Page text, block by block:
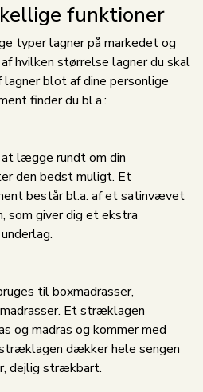
funktioner
typer lagner på markedet og
hvilken størrelse lagner du skal
blot af dine personlige
finder du bl.a.:
lægge rundt om din
den bedst muligt. Et
består bl.a. af et satinvævet
som giver dig et ekstra
til boxmadrasser,
Et stræklagen
og madras og kommer med
dækker hele sengen
dejlig strækbart.